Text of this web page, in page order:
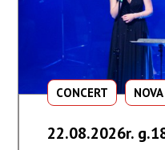
CONCERT
22.08.2026r.